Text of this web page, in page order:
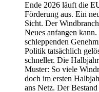
Ende 2026 läuft die
Förderung aus. Ein
Sicht. Der
Neues anfangen
schleppenden
Politik tatsächlich
schneller. Die
Muster: So viele
doch im ersten
ans Netz. Der